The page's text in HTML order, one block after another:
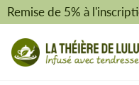
Remise de 5% à